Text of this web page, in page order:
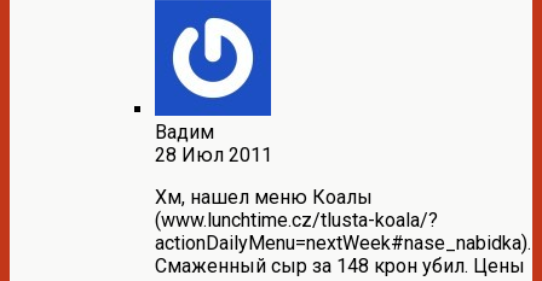
Вадим
28 Июл 2011
Хм, нашел меню Коалы
(www.lunchtime.cz/tlusta-koala/?
actionDailyMenu=nextWeek#nase_nabidka).
Смаженный сыр за 148 крон убил. Цены